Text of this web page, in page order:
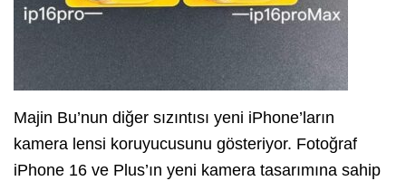
Majin Bu’nun diğer sızıntısı yeni iPhone’ların
kamera lensi koruyucusunu gösteriyor. Fotoğraf
iPhone 16 ve Plus’ın yeni kamera tasarımına sahip